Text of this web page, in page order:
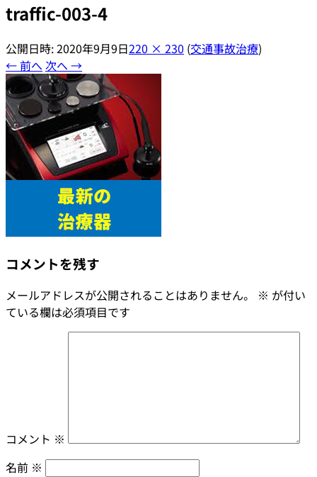
traffic-003-4
公開日時:2020年9月9日220 × 230 (交通事故治療)
← 前へ 次へ →
コメントを残す
メールアドレスが公開されることはありません。 ※ が付い
ている欄は必須項目です
コメント ※
名前 ※